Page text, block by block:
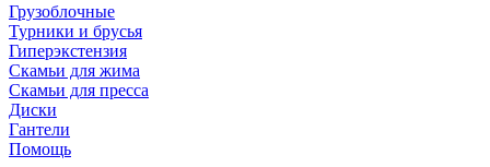
Грузоблочные
Турники и брусья
Гиперэкстензия
Скамьи для жима
Скамьи для пресса
Диски
Гантели
Помощь